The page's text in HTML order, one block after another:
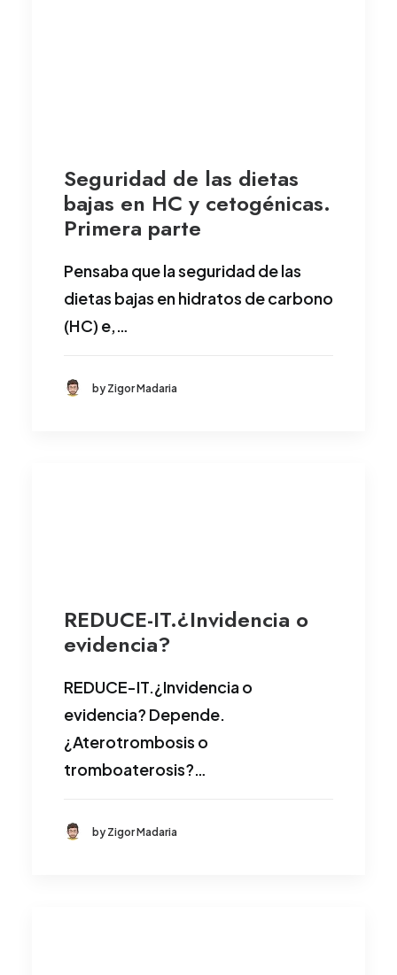
Seguridad de las dietas
bajas en HC y cetogénicas.
Primera parte
Pensaba que la seguridad de las
dietas bajas en hidratos de carbono
(HC) e,…
by Zigor Madaria
REDUCE-IT.¿Invidencia o
evidencia?
REDUCE-IT.¿Invidencia o
evidencia? Depende.
¿Aterotrombosis o
tromboaterosis?…
by Zigor Madaria